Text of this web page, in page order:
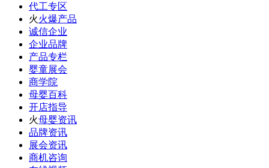
代工专区
火火爆产品
诚信企业
企业品牌
产品专栏
婴童展会
商学院
母婴百科
开店指导
火母婴资讯
品牌资讯
展会资讯
商机咨询